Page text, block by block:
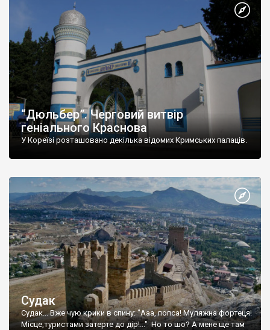
“Дюльбер”. Черговий витвір
геніального Краснова
У Кореїзі розташовано декілька відомих Кримських палаців.
Судак
Судак... Вже чую крики в спину: "Ааа, попса! Муляжна фортеця!
Місце,туристами затерте до дір!..." Но то шо? А мене ще там